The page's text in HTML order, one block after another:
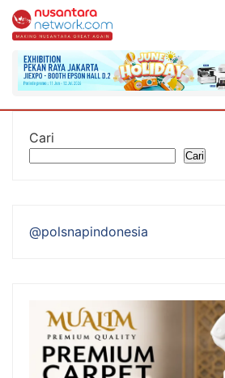
Cari
Cari
@polsnapindonesia